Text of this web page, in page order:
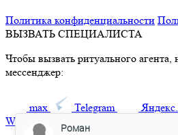
Политика конфиденциальности
ВЫЗВАТЬ СПЕЦИАЛИСТА
Чтобы вызвать ритуального
мессенджер:
max Telegram
What’sApp
Роман